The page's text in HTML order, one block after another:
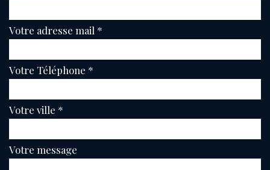
Votre adresse mail *
Votre Téléphone *
Votre ville *
Votre message